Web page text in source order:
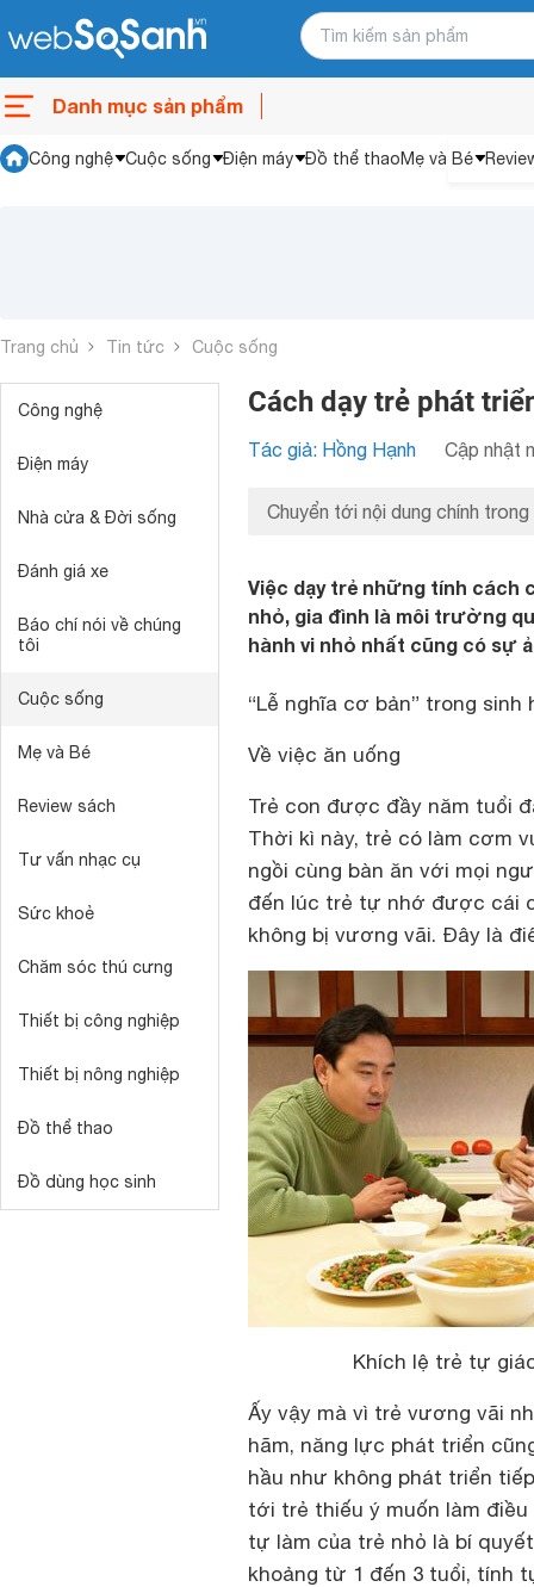
Danh mục sản phẩm
Công nghệ Cuộc sống Điện máy Đồ thể thaoMẹ và Bé
Trang chủ Tin tức Cuộc sống
Công nghệ
Điện máy
Nhà cửa & Đời sống
Đánh giá xe
Báo chí nói về chúng
tôi
Cuộc sống
Mẹ và Bé
Review sách
Tư vấn nhạc cụ
Sức khoẻ
Chăm sóc thú cưng
Thiết bị công nghiệp
Thiết bị nông nghiệp
Đồ thể thao
Đồ dùng học sinh
Cách dạy trẻ phát
Tác giả: Hồng Hạnh Cập nhật
Chuyển tới nội dung chính trong
Việc dạy trẻ những tính cách
nhỏ, gia đình là môi trường
hành vi nhỏ nhất cũng có
“Lễ nghĩa cơ bản” trong sinh
Về việc ăn uống
Trẻ con được đầy năm tuổi
Thời kì này, trẻ có làm cơm
ngồi cùng bàn ăn với mọi
đến lúc trẻ tự nhớ được cái
không bị vương vãi. Đây là
Khích lệ trẻ tự
Ấy vậy mà vì trẻ vương vãi
hãm, năng lực phát triển
hầu như không phát triển
tới trẻ thiếu ý muốn làm
tự làm của trẻ nhỏ là bí
khoảng từ 1 đến 3 tuổi, tính